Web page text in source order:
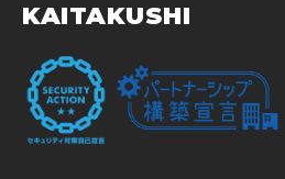
KAITAKUSHI